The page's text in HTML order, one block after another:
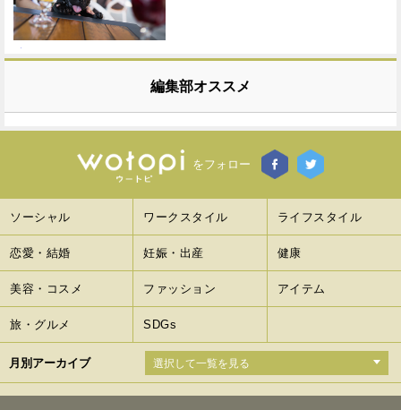
編集部オススメ
をフォロー
ソーシャル ワークスタイル ライフスタイル
恋愛・結婚 妊娠・出産 健康
美容・コスメ ファッション アイテム
旅・グルメ SDGs
月別アーカイブ